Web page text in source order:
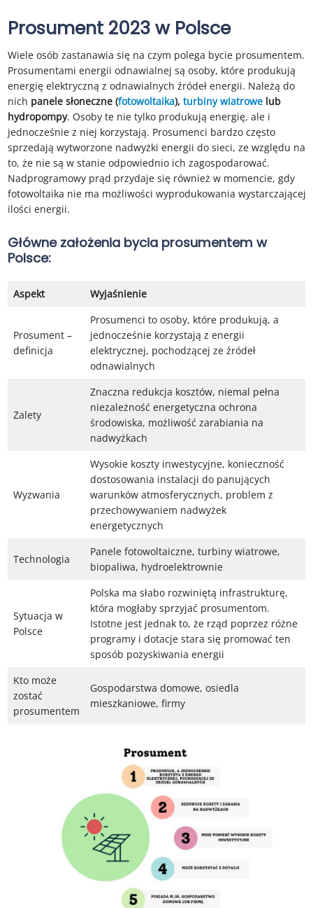
Prosument 2023 w Polsce
Wiele osób zastanawia się na czym polega bycie prosumentem.
Prosumentami energii odnawialnej są osoby, które produkują
energię elektryczną z odnawialnych źródeł energii. Należą do
nich panele słoneczne (fotowoltaika), turbiny wiatrowelub
hydropompy. Osoby te nie tylko produkują energię, ale i
jednocześnie z niej korzystają. Prosumenci bardzo często
sprzedają wytworzone nadwyżki energii do sieci, ze względu na
to, że nie są w stanie odpowiednio ich zagospodarować.
Nadprogramowy prąd przydaje się również w momencie, gdy
fotowoltaika nie ma możliwości wyprodukowania wystarczającej
ilości energii.
Główne założenia bycia prosumentem w
Polsce:
Aspekt Wyjaśnienie
Prosument –
definicja
Prosumenci to osoby, które produkują, a
jednocześnie korzystają z energii
elektrycznej, pochodzącej ze źródeł
odnawialnych
Zalety
Znaczna redukcja kosztów, niemal pełna
niezależność energetyczna ochrona
środowiska, możliwość zarabiania na
nadwyżkach
Wyzwania
Wysokie koszty inwestycyjne, konieczność
dostosowania instalacji do panujących
warunków atmosferycznych, problem z
przechowywaniem nadwyżek
energetycznych
Technologia
Panele fotowoltaiczne, turbiny wiatrowe,
biopaliwa, hydroelektrownie
Sytuacja w
Polsce
Polska ma słabo rozwiniętą infrastrukturę,
która mogłaby sprzyjać prosumentom.
Istotne jest jednak to, że rząd poprzez różne
programy i dotacje stara się promować ten
sposób pozyskiwania energii
Kto może
zostać
prosumentem
Gospodarstwa domowe, osiedla
mieszkaniowe, firmy